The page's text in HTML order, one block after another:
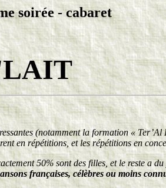
soirée - cabaret
(notamment la formation «
en répétitions, et les répétitions en
50% sont des filles, et le reste a
françaises, célèbres ou moins